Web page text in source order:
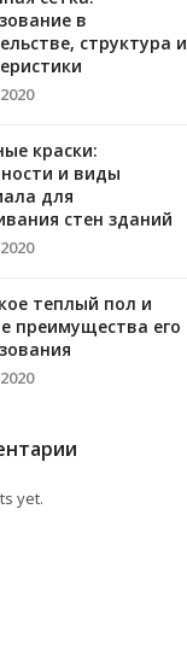
в
структура и
краски:
и виды
для
стен зданий
теплый пол и
преимущества его
yet.